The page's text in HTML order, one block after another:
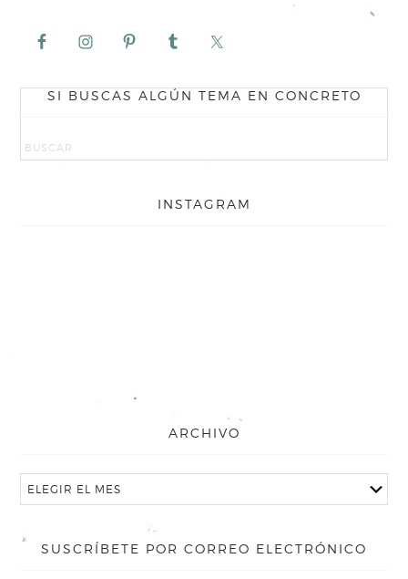
SI BUSCAS ALGÚN TEMA EN CONCRETO
INSTAGRAM
ARCHIVO
SUSCRÍBETE POR CORREO ELECTRÓNICO